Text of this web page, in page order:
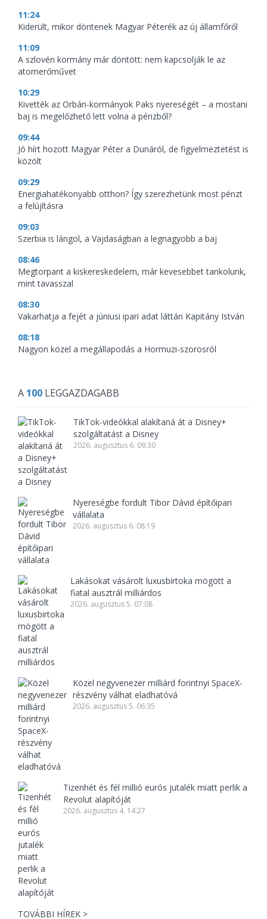
11:24
Kiderült, mikor döntenek Magyar Péterék az új államfőről
11:09
A szlovén kormány már döntött: nem kapcsolják le az
atomerőművet
10:29
Kivették az Orbán-kormányok Paks nyereségét – a mostani
baj is megelőzhető lett volna a pénzből?
09:44
Jó hírt hozott Magyar Péter a Dunáról, de figyelmeztetést is
közölt
09:29
Energiahatékonyabb otthon? Így szerezhetünk most pénzt
a felújításra
09:03
Szerbia is lángol, a Vajdaságban a legnagyobb a baj
08:46
Megtorpant a kiskereskedelem, már kevesebbet tankolunk,
mint tavasszal
08:30
Vakarhatja a fejét a júniusi ipari adat láttán Kapitány István
08:18
Nagyon közel a megállapodás a Hormuzi-szorosról
A 100 LEGGAZDAGABB
TikTok-videókkal alakítaná át a Disney+
szolgáltatást a Disney
2026. augusztus 6. 09:30
Nyereségbe fordult Tibor Dávid építőipari
vállalata
2026. augusztus 6. 08:19
Lakásokat vásárolt luxusbirtoka mögött a
fiatal ausztrál milliárdos
2026. augusztus 5. 07:08
Közel negyvenezer milliárd forintnyi SpaceX-
részvény válhat eladhatóvá
2026. augusztus 5. 06:35
Tizenhét és fél millió eurós jutalék miatt perlik a
Revolut alapítóját
2026. augusztus 4. 14:27
TOVÁBBI HÍREK >